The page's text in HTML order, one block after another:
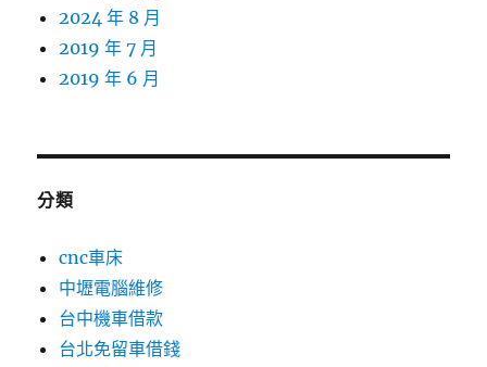
2024 年 8 月
2019 年 7 月
2019 年 6 月
分類
cnc車床
中壢電腦維修
台中機車借款
台北免留車借錢